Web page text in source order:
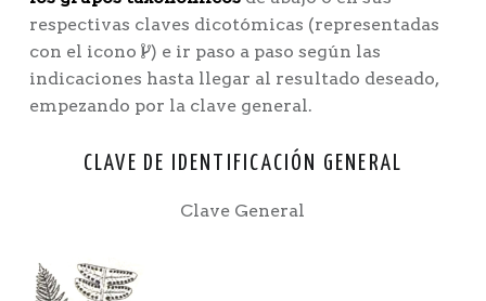
respectivas claves dicotómicas (representadas
con el icono
) e ir paso a paso según las
indicaciones hasta llegar al resultado deseado,
empezando por la clave general.
CLAVE DE IDENTIFICACIÓN GENERAL
Clave General